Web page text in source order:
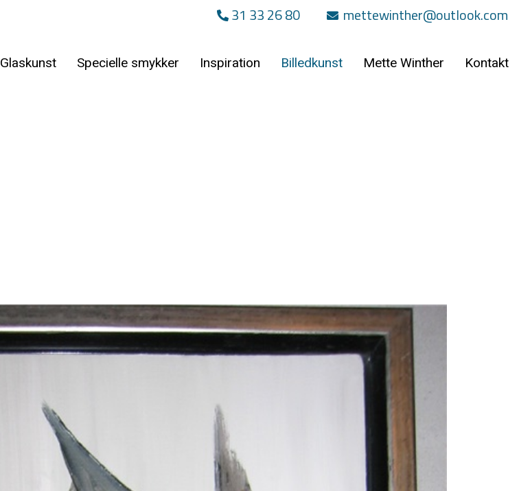
31 33 26 80 mettewinther@outlook.com
Glaskunst Specielle smykker Inspiration Billedkunst Mette Winther Kontakt